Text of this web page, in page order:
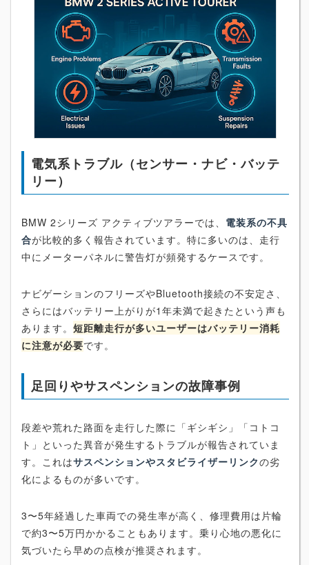
電気系トラブル（センサー・ナビ・バッテ
リー）
BMW 2シリーズ アクティブツアラーでは、 電装系の不具
合が比較的多く報告されています。特に多いのは、走行
中にメーターパネルに警告灯が頻発するケースです。
ナビゲーションのフリーズやBluetooth接続の不安定さ、
さらにはバッテリー上がりが1年未満で起きたという声も
あります。 短距離走行が多いユーザーはバッテリー消耗
に注意が必要です。
足回りやサスペンションの故障事例
段差や荒れた路面を走行した際に「ギシギシ」「コトコ
ト」といった異音が発生するトラブルが報告されていま
す。これはサスペンションやスタビライザーリンクの劣
化によるものが多いです。
3〜5年経過した車両での発生率が高く、修理費用は片輪
で約3〜5万円かかることもあります。乗り心地の悪化に
気づいたら早めの点検が推奨されます。